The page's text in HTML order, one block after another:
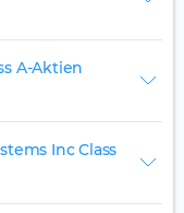
A-Aktien
Inc Class